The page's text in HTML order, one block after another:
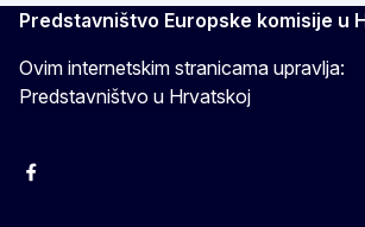
Predstavništvo Europske komisije u
Ovim internetskim stranicama upravlja:
Predstavništvo u Hrvatskoj
Facebook